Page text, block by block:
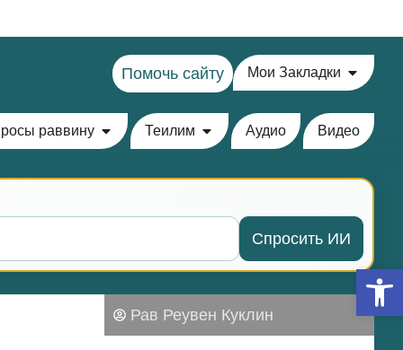
Помочь сайту Мои Закладки
раввину Теилим Аудио Видео
Спросить ИИ
Рав Реувен Куклин